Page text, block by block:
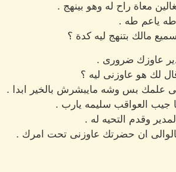
معاة راح له وهو بينهج .
ياعم طه .
مالك بتنهج ليه كدة ؟
عاوزك ضرورى .
هو عاوزنى ليه ؟
علمك بس وشه مايبشرش بالخير ابدا .
جيب العواقب سليمه يارب .
وقدم التحيه له .
ان حضرتك عاوزنى تحت امرك .